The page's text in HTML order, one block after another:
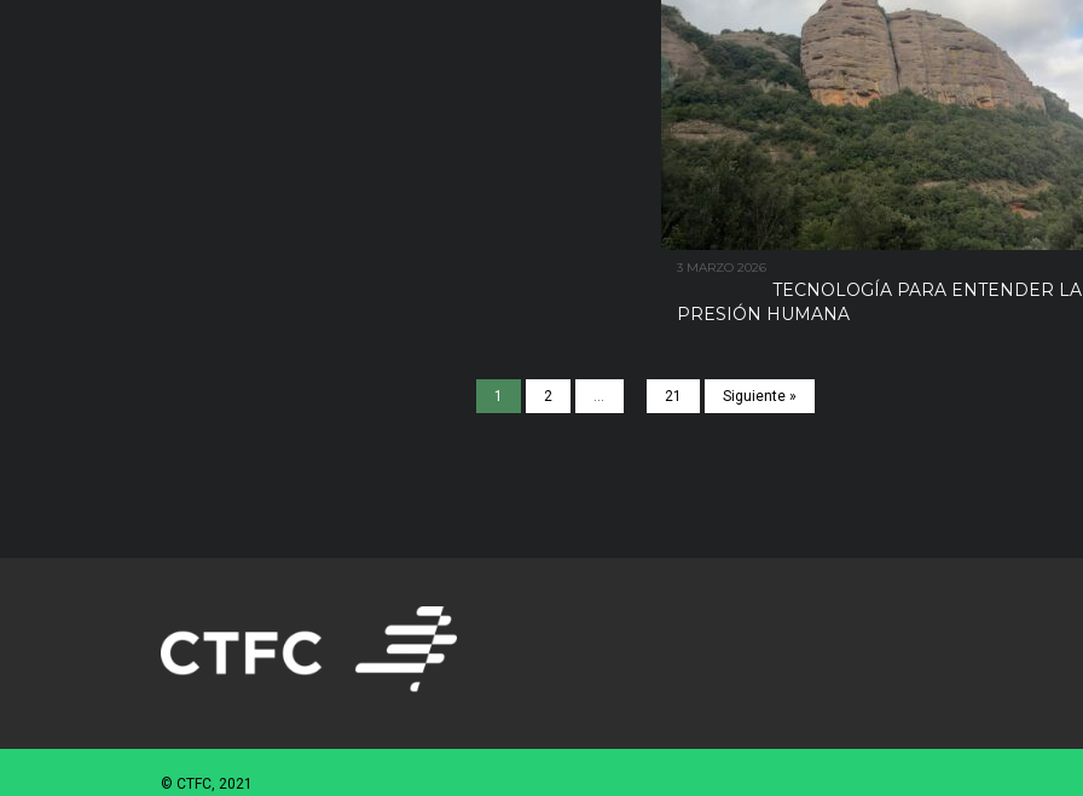
3 MARZO 2026
TECNOLOGÍA PARA ENTENDER LA
PRESIÓN HUMANA
1 2 … 21 Siguiente »
© CTFC, 2021